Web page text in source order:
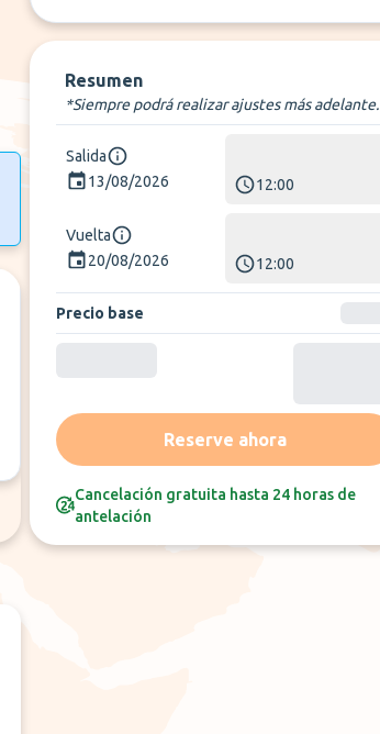
Resumen
*Siempre podrá realizar ajustes más adelante.
Salida
13/08/2026
12:00
Vuelta
20/08/2026
12:00
Precio base
Reserve ahora
Cancelación gratuita hasta 24 horas de
antelación